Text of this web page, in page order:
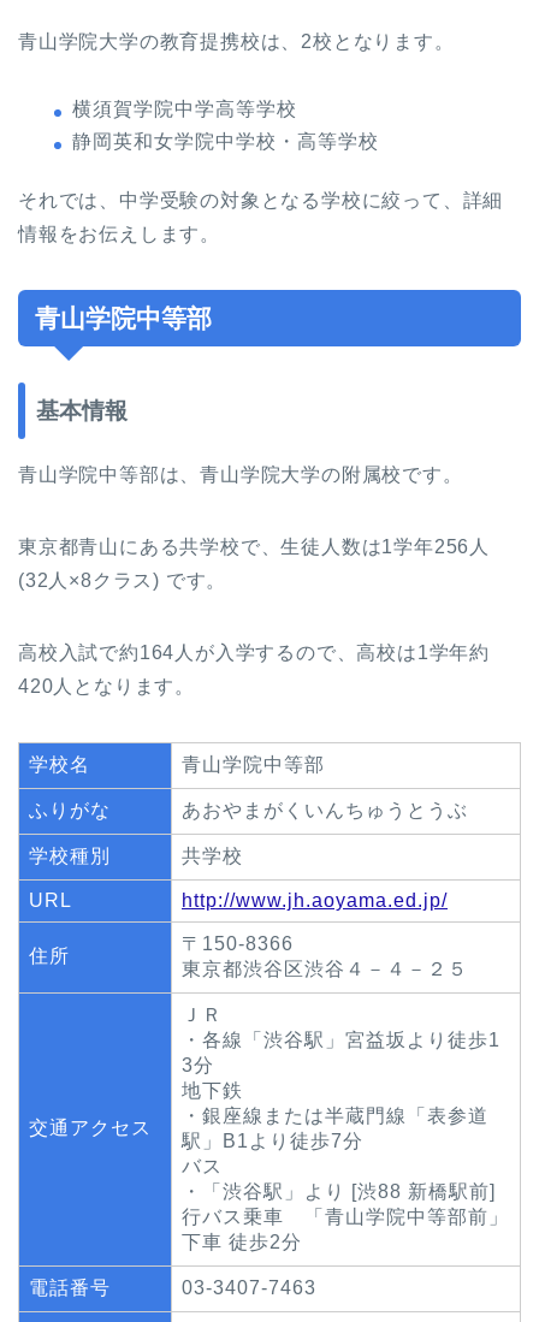
青山学院大学の教育提携校は、2校となります。
横須賀学院中学高等学校
静岡英和女学院中学校・高等学校
それでは、中学受験の対象となる学校に絞って、詳細
情報をお伝えします。
青山学院中等部
基本情報
青山学院中等部は、青山学院大学の附属校です。
東京都青山にある共学校で、生徒人数は1学年256人
(32人×8クラス) です。
高校入試で約164人が入学するので、高校は1学年約
420人となります。
学校名 青山学院中等部
ふりがな あおやまがくいんちゅうとうぶ
学校種別 共学校
URL http://www.jh.aoyama.ed.jp/
住所
〒150-8366
東京都渋谷区渋谷４－４－２５
交通アクセス
ＪＲ
・各線「渋谷駅」宮益坂より徒歩1
3分
地下鉄
・銀座線または半蔵門線「表参道
駅」B1より徒歩7分
バス
・「渋谷駅」より [渋88 新橋駅前]
行バス乗車 「青山学院中等部前」
下車 徒歩2分
電話番号 03-3407-7463